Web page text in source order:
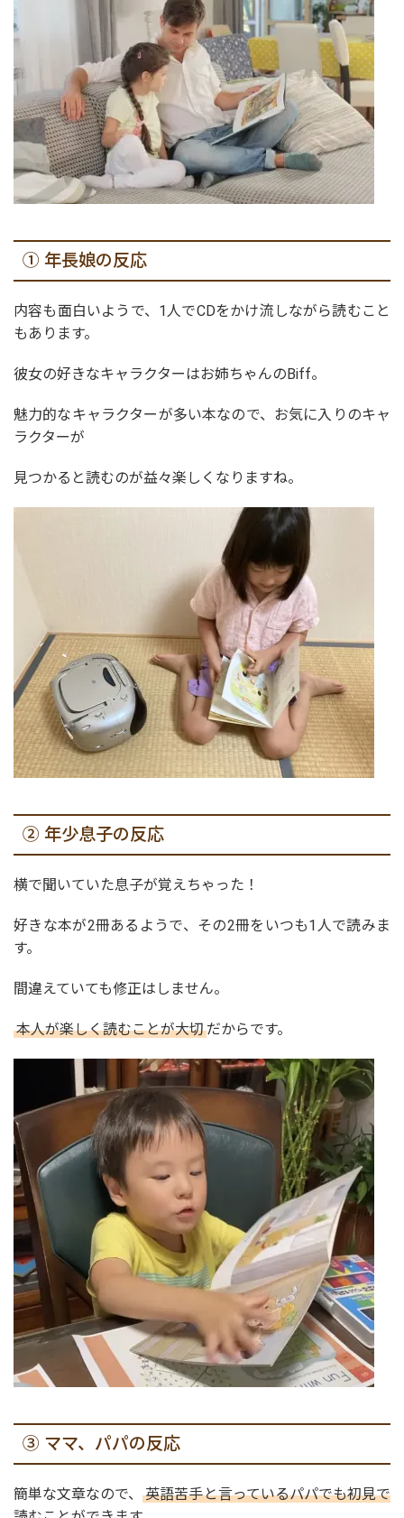
① 年長娘の反応
内容も面白いようで、1人でCDをかけ流しながら読むこと
もあります。
彼女の好きなキャラクターはお姉ちゃんのBiff。
魅力的なキャラクターが多い本なので、お気に入りのキャ
ラクターが
見つかると読むのが益々楽しくなりますね。
② 年少息子の反応
横で聞いていた息子が覚えちゃった！
好きな本が2冊あるようで、その2冊をいつも1人で読みま
す。
間違えていても修正はしません。
本人が楽しく読むことが大切 だからです。
③ ママ、パパの反応
簡単な文章なので、英語苦手と言っているパパでも初見で